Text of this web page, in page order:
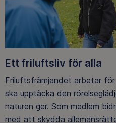
Ett friluftsliv för alla
Friluftsfrämjandet arbetar
ska upptäcka den
naturen ger. Som medlem
med att skydda